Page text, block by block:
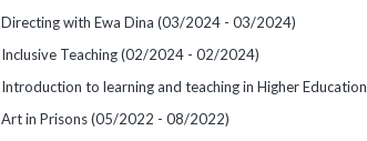
Directing with Ewa Dina (03/2024 - 03/2024)
Inclusive Teaching(02/2024 - 02/2024)
Introduction to learning and teaching in Higher Education
Art in Prisons(05/2022 - 08/2022)